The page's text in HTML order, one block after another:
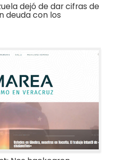
dejó de dar cifras de
deuda con los